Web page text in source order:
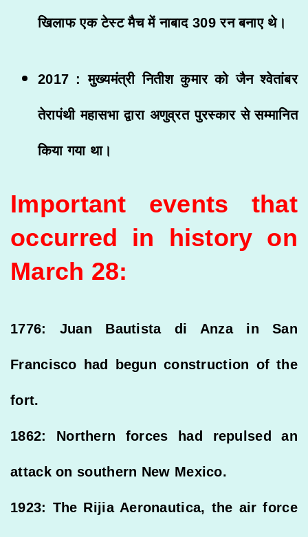
खिलाफ एक टेस्ट मैच में नाबाद 309 रन बनाए थे।
2017 : मुख्यमंत्री नितीश कुमार को जैन श्वेतांबर
तेरापंथी महासभा द्वारा अणुव्रत पुरस्कार से सम्मानित
किया गया था।
Important events that
occurred in history on
March 28:
1776: Juan Bautista di Anza in San
Francisco had begun construction of the
fort.
1862: Northern forces had repulsed an
attack on southern New Mexico.
1923: The Rijia Aeronautica, the air force